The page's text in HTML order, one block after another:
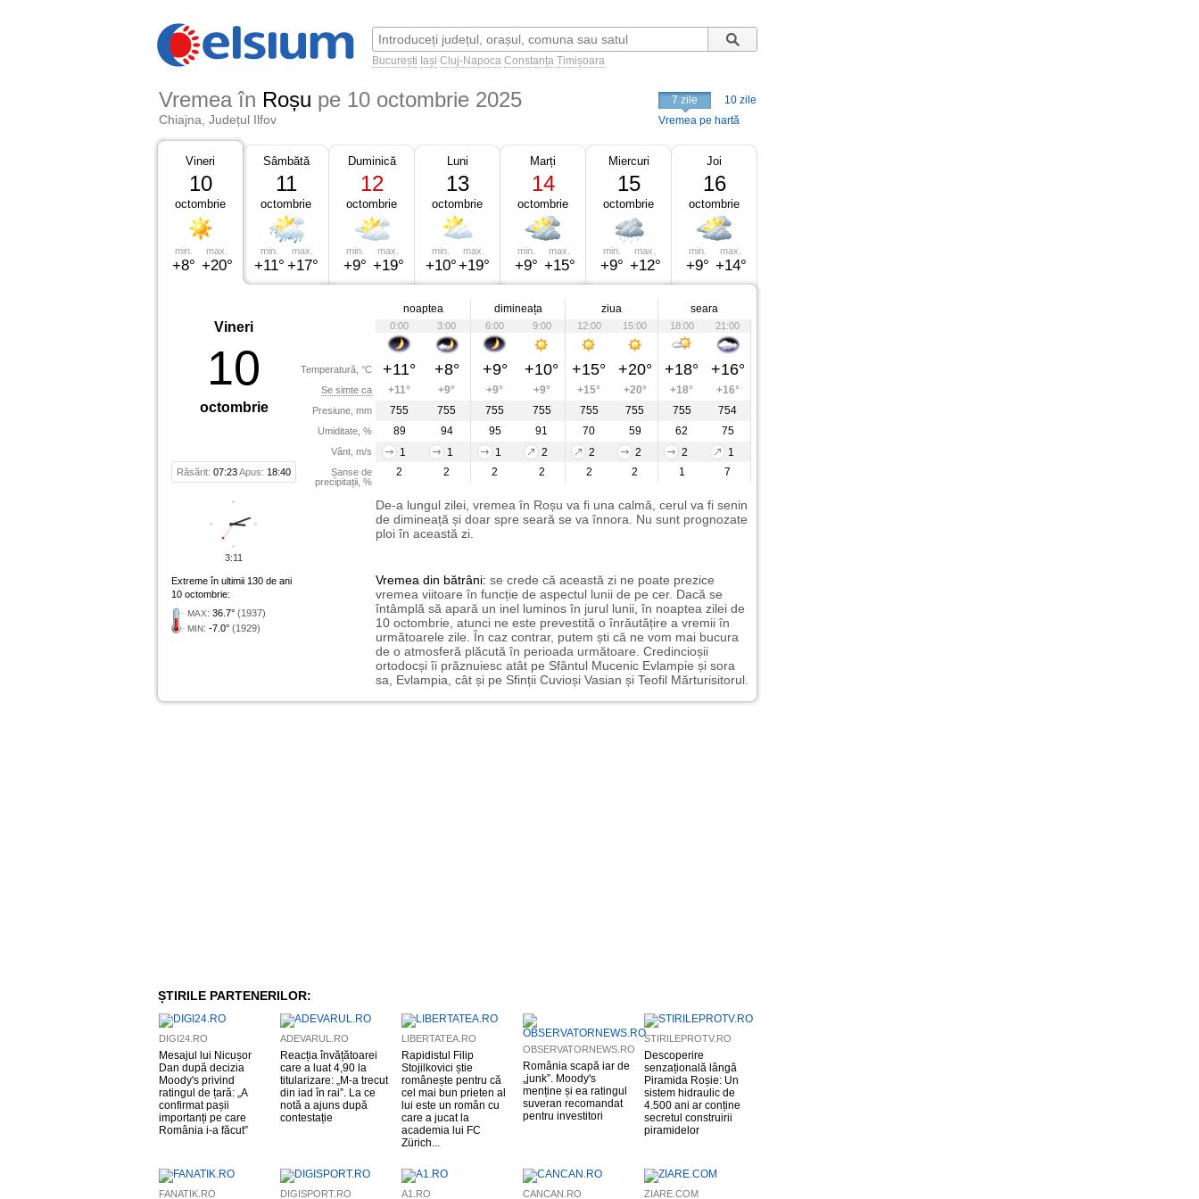
București Iași Cluj-Napoca Constanța Timișoara
Vremea în Roșu pe 10 octombrie 2025
Chiajna, Județul Ilfov
7 zile
10 zile
Vremea pe hartă
Vineri
10
octombrie
min.
+8°
max.
+20°
Sâmbătă
11
octombrie
min.
+11°
max.
+17°
Duminică
12
octombrie
min.
+9°
max.
+19°
Luni
13
octombrie
min.
+10°
max.
+19°
Marți
14
octombrie
min.
+9°
max.
+15°
Miercuri
15
octombrie
min.
+9°
max.
+12°
Joi
16
octombrie
min.
+9°
max.
+14°
Vineri
10
octombrie
Răsărit: 07:23Apus: 18:40
Temperatură, °C
Se simte ca
Presiune, mm
Umiditate, %
Vânt, m/s
Șanse de
precipitații, %
noaptea dimineața ziua seara
0:00 3:00 6:00 9:00 12:00 15:00 18:00 21:00
+11° +8° +9° +10° +15° +20° +18° +16°
+11° +9° +9° +9° +15° +20° +18°
+16°
755
755 755 755 755 755 755
754
89
94 95 91 70 59 62
75
1
1 1 2 2 2 2
1
2
2 2 2 2 2 1 7
De-a lungul zilei, vremea în Roșu va fi una calmă, cerul va fi senin
de dimineață și doar spre seară se va înnora. Nu sunt prognozate
ploi în această zi.
Extreme în ultimii 130 de ani
10 octombrie:
MAX: 36.7° (1937)
MIN: -7.0° (1929)
Vremea din bătrâni: se crede că această zi ne poate prezice
vremea viitoare în funcție de aspectul lunii de pe cer. Dacă se
întâmplă să apară un inel luminos în jurul lunii, în noaptea zilei de
10 octombrie, atunci ne este prevestită o înrăutățire a vremii în
următoarele zile. În caz contrar, putem ști că ne vom mai bucura
de o atmosferă plăcută în perioada următoare. Credincioșii
ortodocși îi prăznuiesc atât pe Sfântul Mucenic Evlampie și sora
sa, Evlampia, cât și pe Sfinții Cuvioși Vasian și Teofil Mărturisitorul.
3:11
ȘTIRILE PARTENERILOR:
DIGI24.RO
Mesajul lui Nicușor
Dan după decizia
Moody's privind
ratingul de țară: „A
confirmat pașii
importanți pe care
România i-a făcut”
ADEVARUL.RO
Reacția învățătoarei
care a luat 4,90 la
titularizare: „M-a trecut
din iad în rai”. La ce
notă a ajuns după
contestație
LIBERTATEA.RO
Rapidistul Filip
Stojilkovici știe
românește pentru că
cel mai bun prieten al
lui este un român cu
care a jucat la
academia lui FC
Zürich...
OBSERVATORNEWS.RO
România scapă iar de
„junk”. Moody's
menține și ea ratingul
suveran recomandat
pentru investitori
STIRILEPROTV.RO
Descoperire
senzațională lângă
Piramida Roșie: Un
sistem hidraulic de
4.500 ani ar conține
secretul construirii
piramidelor
FANATIK.RO DIGISPORT.RO A1.RO CANCAN.RO ZIARE.COM